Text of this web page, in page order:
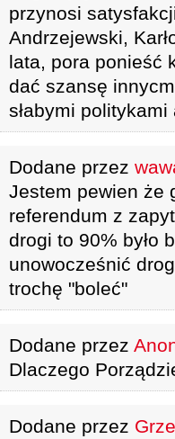
przynosi
Andrzejewski,
lata, pora ponieść
dać szansę
słabymi
Dodane przez
Jestem pewien że
referendum z
drogi to 90% było
unowocześnić
trochę "boleć"
Dodane przez
Dlaczego
Dodane przez